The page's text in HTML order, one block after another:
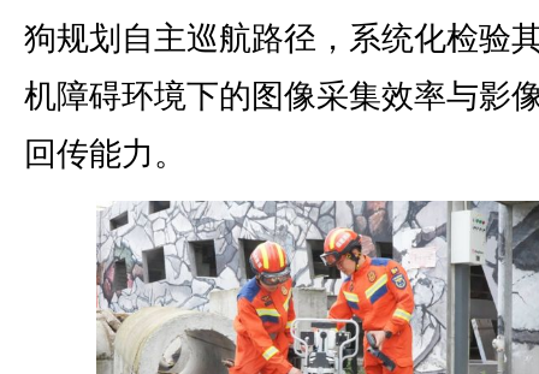
狗规划自主巡航路径，系统化检验
机障碍环境下的图像采集效率与影
回传能力。